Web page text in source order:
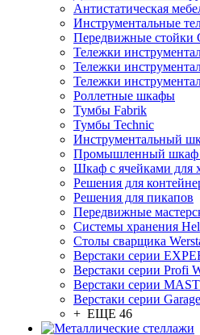
Антистатическая
Инструментальные
Передвижные стойки
Тележки
Тележки
Тележки
Роллетные шкафы
Тумбы Fabrik
Тумбы Technic
Инструментальный
Промышленный шкаф
Шкаф с ячейками для
Решения для
Решения для пикапов
Передвижные
Системы хранения
Столы сварщика
Верстаки серии
Верстаки серии Profi
Верстаки серии
Верстаки серии Garage
+ ЕЩЕ 46